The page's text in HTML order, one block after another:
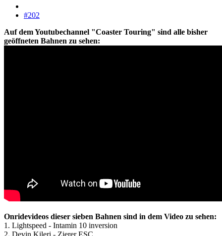
#202
Auf dem Youtubechannel "Coaster Touring" sind alle bisher
geöffneten Bahnen zu sehen:
Onridevideos dieser sieben Bahnen sind in dem Video zu sehen:
1. Lightspeed - Intamin 10 inversion
2. Devin Kileri - Zierer ESC